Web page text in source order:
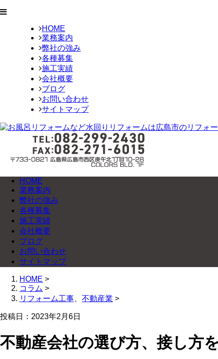
HOME
業務案内
弊社の強み
各種募集
施工実績
会社概要
ブログ
お問い合わせ
サイトマップ
HOME
業務案内
弊社の強み
各種募集
施工実績
会社概要
ブログ
お問い合わせ
サイトマップ
HOME >
コラム >
リフォーム工事
不動産業 >
投稿日：2023年2月6日
不動産会社の選び方、接し方